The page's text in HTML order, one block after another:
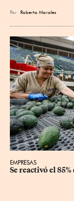
Por Roberto Morales
EMPRESAS
Se reactivó el